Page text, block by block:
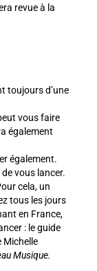
revue à la
toujours d’une
vous faire
également
également.
vous lancer.
cela, un
tous les jours
en France,
: le guide
Michelle
Musique.